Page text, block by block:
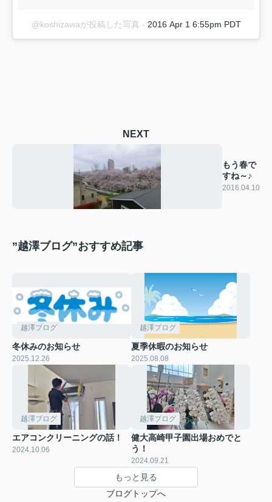
@koshizawaが投稿した写真 - 2016 Apr 1 6:55pm PDT
NEXT
もう春で
すね～♪
2016.04.10
”越澤ブログ”おすすめ記事
越澤ブログ
冬休みのお知らせ
2025.12.26
越澤ブログ
夏季休暇のお知らせ
2025.08.08
越澤ブログ
エアコンクリーニングの話！
2024.10.06
越澤ブログ
健大高崎甲子園出場おめでと
う！
2024.09.21
もっと見る
ブログトップへ